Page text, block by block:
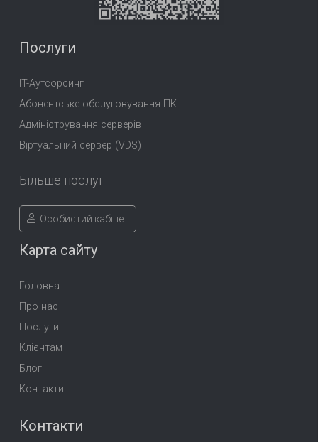
Послуги
IT-Аутсорсинг
Абонентське обслуговування ПК
Адміністрування серверів
Віртуальний сервер (VDS)
Більше послуг
Особистий кабінет
Карта сайту
Головна
Про нас
Послуги
Клієнтам
Блог
Контакти
Контакти